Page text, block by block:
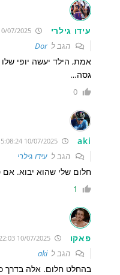
עידו גילרי 10/07/2025 12:15:39
הגב לDor
גסה…
0
aki
הגב לעידו גילרי
חלום שלי שהוא יבוא.
1
פאקו 10/07/2025 15:22:03
הגב לaki
בהחלט חלום. אלה בדרך